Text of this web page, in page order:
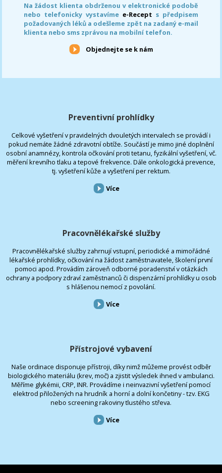
Na žádost klienta obdrženou v elektronické podobě
nebo telefonicky vystavíme e-Recept s předpisem
požadovaných léků a odešleme zpět na zadaný e-mail
klienta nebo sms zprávou na mobilní telefon.
Objednejte se k nám
Preventivní prohlídky
Celkové vyšetření v pravidelných dvouletých intervalech se provádí i
pokud nemáte žádné zdravotní obtíže. Součástí je mimo jiné doplnění
osobní anamnézy, kontrola očkování proti tetanu, fyzikální vyšetření, vč.
měření krevního tlaku a tepové frekvence. Dále onkologická prevence,
tj. vyšetření kůže a vyšetření per rektum.
Více
Pracovnělékařské služby
Pracovnělékařské služby zahrnují vstupní, periodické a mimořádné
lékařské prohlídky, očkování na žádost zaměstnavatele, školení první
pomoci apod. Provádím zároveň odborné poradenství v otázkách
ochrany a podpory zdraví zaměstnanců či dispenzární prohlídky u osob
s hlášenou nemocí z povolání.
Více
Přístrojové vybavení
Naše ordinace disponuje přístroji, díky nimž můžeme provést odběr
biologického materiálu (krev, moč) a zjistit výsledek ihned v ambulanci.
Měříme glykémii, CRP, INR. Provádíme i neinvazivní vyšetření pomocí
elektrod přiložených na hrudník a horní a dolní končetiny - tzv. EKG
nebo screening rakoviny tlustého střeva.
Více